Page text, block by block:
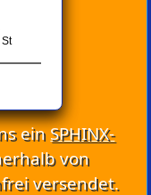
einSPHINX-
von
versendet.